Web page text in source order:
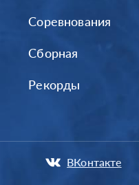
Соревнования
Сборная
Рекорды
ВКонтакте